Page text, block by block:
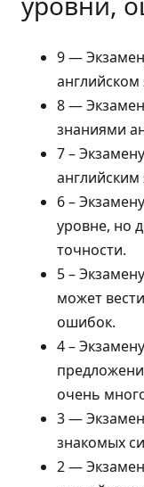
9 —
английском
8 —
знаниями
7 –
6 –
уровне, но
точности.
5 –
может
ошибок.
4 –
очень
3 —
знакомых
2 —